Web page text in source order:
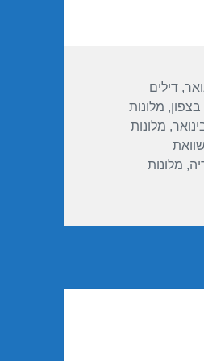
,דילים
, מלונות
, מלונות
, מלונות